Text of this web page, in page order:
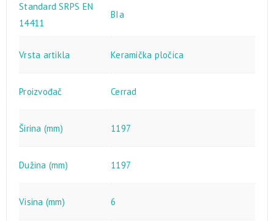
Standard SRPS EN
14411
BIa
Vrsta artikla Keramička pločica
Proizvođač Cerrad
Širina (mm) 1197
Dužina (mm) 1197
Visina (mm) 6